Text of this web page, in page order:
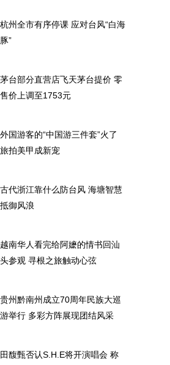
杭州全市有序停课 应对台风“白海
豚”
茅台部分直营店飞天茅台提价 零
售价上调至1753元
外国游客的“中国游三件套”火了
旅拍美甲成新宠
古代浙江靠什么防台风 海塘智慧
抵御风浪
越南华人看完给阿嬷的情书回汕
头参观 寻根之旅触动心弦
贵州黔南州成立70周年民族大巡
游举行 多彩方阵展现团结风采
田馥甄否认S.H.E将开演唱会 称